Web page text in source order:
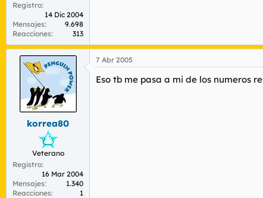
Registro
14 Dic 2004
Mensajes
9.698
Reacciones
313
korrea80
Veterano
Registro
16 Mar 2004
Mensajes
1.340
Reacciones
1
7 Abr 2005
Eso tb me pasa a mi de los numeros